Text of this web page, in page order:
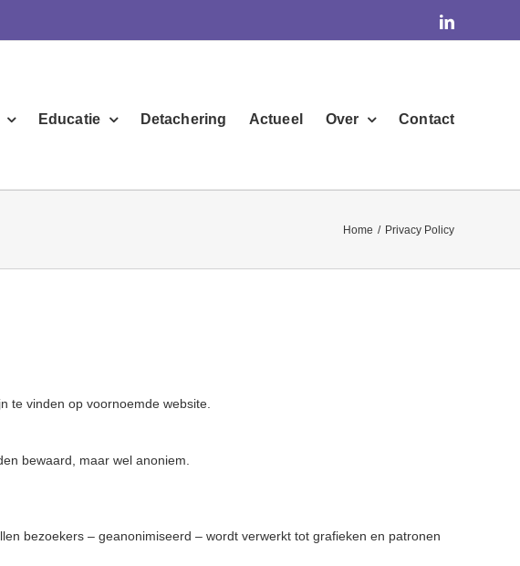
linkedin
Educatie Detachering Actueel Over Contact
Home / Privacy Policy
te vinden op voornoemde website.
bewaard, maar wel anoniem.
bezoekers – geanonimiseerd – wordt verwerkt tot grafieken en patronen